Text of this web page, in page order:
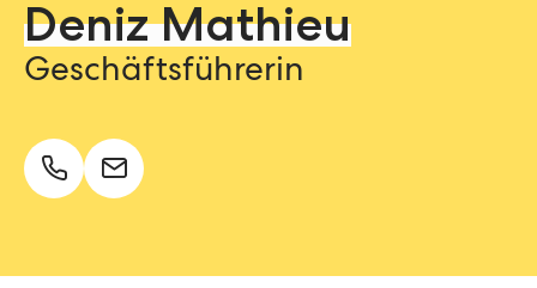
Deniz Mathieu
Geschäftsführerin